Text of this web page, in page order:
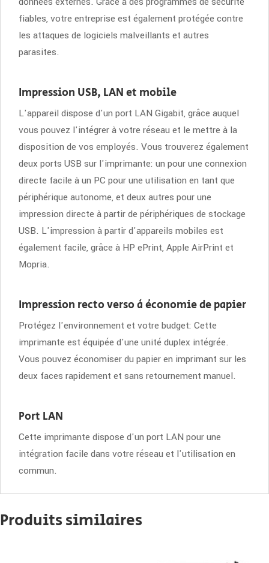
fiables, votre entreprise est également protégée contre
les attaques de logiciels malveillants et autres
parasites.
Impression USB, LAN et mobile
L'appareil dispose d'un port LAN Gigabit, grâce auquel
vous pouvez l'intégrer à votre réseau et le mettre à la
disposition de vos employés. Vous trouverez également
deux ports USB sur l'imprimante: un pour une connexion
directe facile à un PC pour une utilisation en tant que
périphérique autonome, et deux autres pour une
impression directe à partir de périphériques de stockage
USB. L'impression à partir d'appareils mobiles est
également facile, grâce à HP ePrint, Apple AirPrint et
Mopria.
Impression recto verso à économie de papier
Protégez l'environnement et votre budget: Cette
imprimante est équipée d'une unité duplex intégrée.
Vous pouvez économiser du papier en imprimant sur les
deux faces rapidement et sans retournement manuel.
Port LAN
Cette imprimante dispose d'un port LAN pour une
intégration facile dans votre réseau et l'utilisation en
commun.
Produits similaires